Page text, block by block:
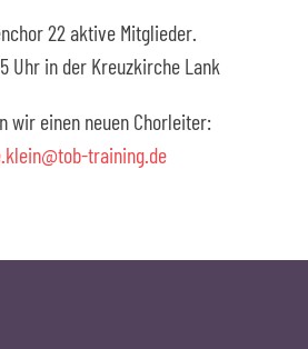
22 aktive Mitglieder.
Uhr in der Kreuzkirche Lank
wir einen neuen Chorleiter:
training.de